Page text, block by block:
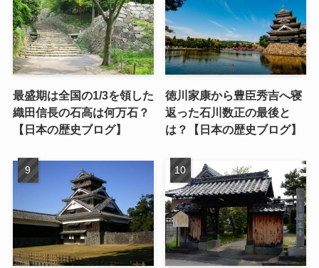
最盛期は全国の1/3を領した
織田信長の石高は何万石？
【日本の歴史ブログ】
徳川家康から豊臣秀吉へ寝
返った石川数正の最後と
は？【日本の歴史ブログ】